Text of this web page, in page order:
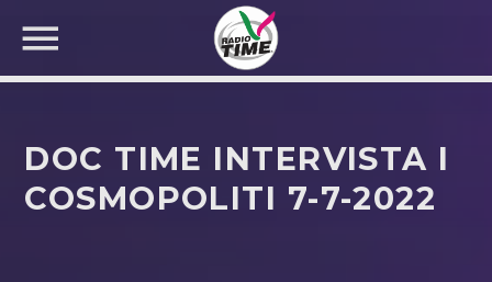
DOC TIME INTERVISTA I
COSMOPOLITI 7-7-2022